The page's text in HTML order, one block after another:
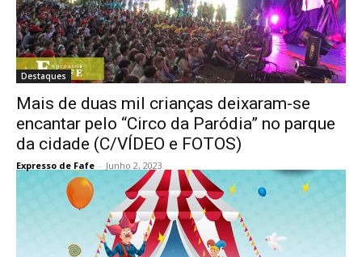
Destaques
Mais de duas mil crianças deixaram-se
encantar pelo “Circo da Paródia” no parque
da cidade (C/VÍDEO e FOTOS)
Expresso de Fafe - Junho 2, 2023